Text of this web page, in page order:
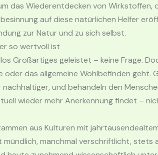
das Wiederentdecken von
auf diese natürlichen Helfer
zur Natur und zu sich selbst.
so wertvoll ist
Großartiges geleistet – keine Frage.
das allgemeine Wohlbefinden geht.
und behandeln den
wieder mehr Anerkennung findet –
aus Kulturen mit
manchmal verschriftlicht, stets